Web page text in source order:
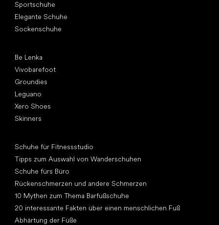
Sportschuhe
Elegante Schuhe
Sockenschuhe
Be Lenka
Vivobarefoot
Groundies
Leguano
Xero Shoes
Skinners
Schuhe für Fitnessstudio
Tipps zum Auswahl von Wanderschuhen
Schuhe fürs Büro
Rückenschmerzen und andere Schmerzen
10 Mythen zum Thema Barfußschuhe
20 interessante Fakten über einen menschlichen Fuß
Abhärtung der Füße